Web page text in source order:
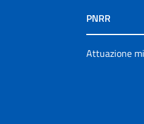
PNRR
Attuazione